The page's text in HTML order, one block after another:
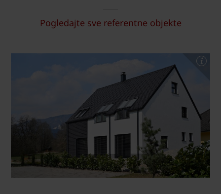
Pogledajte sve referentne objekte